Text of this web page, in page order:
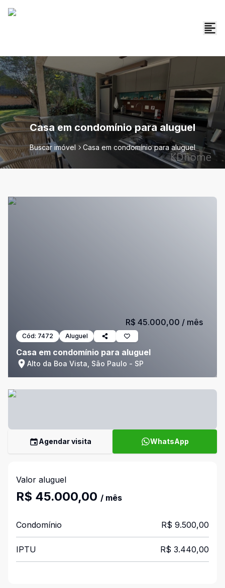
Casa em condomínio para aluguel
Buscar imóvel Casa em condomínio para aluguel
Cód: 7472 Aluguel
Casa em condomínio para aluguel
Alto da Boa Vista, São Paulo - SP
R$ 45.000,00 / mês
Agendar visita WhatsApp
Valor aluguel
R$ 45.000,00 / mês
Condomínio R$ 9.500,00
IPTU R$ 3.440,00